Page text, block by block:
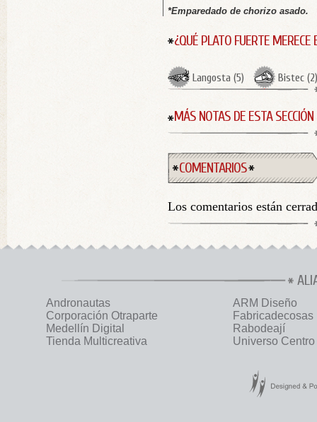
*Emparedado de chorizo asado.
¿QUÉ PLATO FUERTE MERECE
Langosta (5) Bistec (2)
MÁS NOTAS DE ESTA SECCIÓN
COMENTARIOS
Los comentarios están
Andronautas
ARM Diseño
Corporación Otraparte
Fabricadecosas
Medellín Digital
Rabodeají
Tienda Multicreativa
Universo Centro